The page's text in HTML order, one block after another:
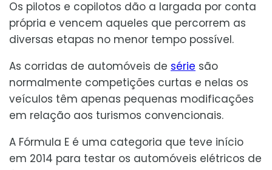
Os pilotos e copilotos dão a largada por conta
própria e vencem aqueles que percorrem as
diversas etapas no menor tempo possível.
As corridas de automóveis de série são
normalmente competições curtas e nelas os
veículos têm apenas pequenas modificações
em relação aos turismos convencionais.
A Fórmula E é uma categoria que teve início
em 2014 para testar os automóveis elétricos de